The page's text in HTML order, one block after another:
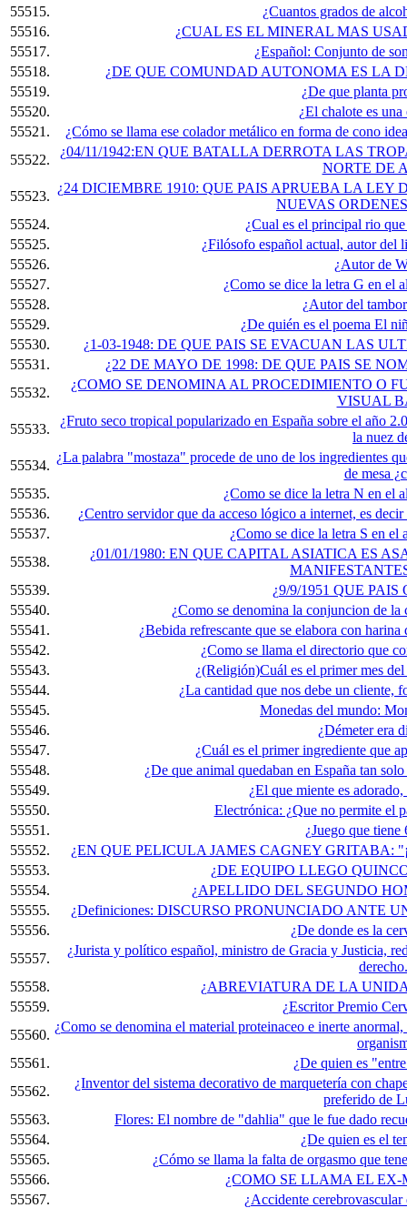
55515.
¿Cuantos grados de
55516.
¿CUAL ES EL MINERAL MAS
55517.
¿Español: Conjunto de
55518.
¿DE QUE COMUNDAD AUTONOMA ES LA
55519.
¿De que planta
55520.
¿El chalote es una
55521.
¿Cómo se llama ese colador metálico en forma de cono
55522.
¿04/11/1942:EN QUE BATALLA DERROTA LAS
NORTE DE
55523.
¿24 DICIEMBRE 1910: QUE PAIS APRUEBA LA
NUEVAS
55524.
¿Cual es el principal rio
55525.
¿Filósofo español actual, autor del
55526.
¿Autor de
55527.
¿Como se dice la letra G en el
55528.
¿Autor del
55529.
¿De quién es el poema El
55530.
¿1-03-1948: DE QUE PAIS SE EVACUAN LAS
55531.
¿22 DE MAYO DE 1998: DE QUE PAIS SE
55532.
¿COMO SE DENOMINA AL PROCEDIMIENTO O
VISUAL
55533.
¿Fruto seco tropical popularizado en España sobre el año
la nuez
55534.
¿La palabra "mostaza" procede de uno de los ingredientes
de mesa
55535.
¿Como se dice la letra N en el
55536.
¿Centro servidor que da acceso lógico a internet, es
55537.
¿Como se dice la letra S en
55538.
¿01/01/1980: EN QUE CAPITAL ASIATICA ES
55539.
¿9/9/1951 QUE
55540.
¿Como se denomina la conjuncion de
55541.
¿Bebida refrescante que se elabora con
55542.
¿Como se llama el directorio que
55543.
¿(Religión)Cuál es el primer mes
55544.
¿La cantidad que nos debe un cliente,
55545.
Monedas del mundo:
55546.
¿Démeter era
55547.
¿Cuál es el primer ingrediente que
55548.
¿De que animal quedaban en España tan
55549.
¿El que miente es
55550.
Electrónica: ¿Que no permite el
55551.
¿Juego que tiene
55552.
¿EN QUE PELICULA JAMES CAGNEY GRITABA:
55553.
¿DE EQUIPO LLEGO
55554.
¿APELLIDO DEL SEGUNDO
55555.
¿Definiciones: DISCURSO PRONUNCIADO ANTE
55556.
¿De donde es la
55557.
¿Jurista y político español, ministro de Gracia y Justicia,
55558.
¿ABREVIATURA DE LA
55559.
¿Escritor Premio
55560.
¿Como se denomina el material proteinaceo e inerte
55561.
¿De quien es
55562.
¿Inventor del sistema decorativo de marquetería con
preferido de
55563.
Flores: El nombre de "dahlia" que le fue dado
55564.
¿De quien es el
55565.
¿Cómo se llama la falta de orgasmo que
55566.
¿COMO SE LLAMA EL
55567.
¿Accidente